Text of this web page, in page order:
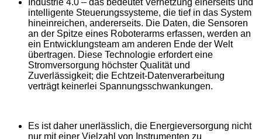
Industrie 4.0 – das bedeutet Vernetzung einerseits und
intelligente Steuerungssysteme, die tief in das System
hineinreichen, andererseits. Die Daten, die Sensoren
an der Spitze eines Roboterarms erfassen, werden an
ein Entwicklungsteam am anderen Ende der Welt
übertragen. Diese Technologie erfordert eine
Stromversorgung höchster Qualität und
Zuverlässigkeit; die Echtzeit-Datenverarbeitung
verträgt keinerlei Spannungsschwankungen.
Es ist daher unerlässlich, die Energieversorgung nicht
nur mit einer Vielzahl von Instrumenten zu